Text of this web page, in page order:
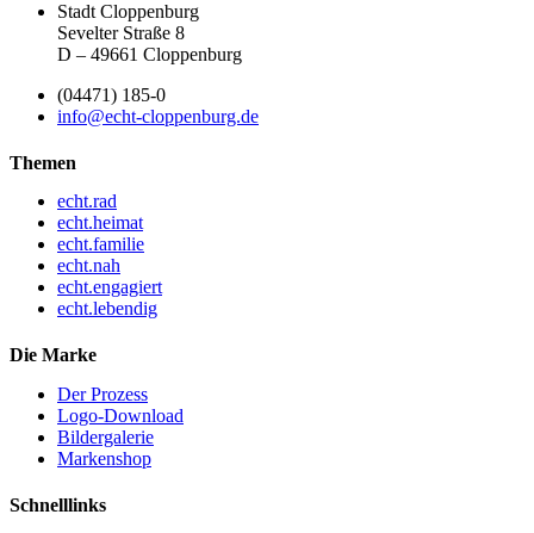
Stadt Cloppenburg
Sevelter Straße 8
D – 49661 Cloppenburg
(04471) 185-0
info@echt-cloppenburg.de
Themen
echt.rad
echt.heimat
echt.familie
echt.nah
echt.engagiert
echt.lebendig
Die Marke
Der Prozess
Logo-Download
Bildergalerie
Markenshop
Schnelllinks